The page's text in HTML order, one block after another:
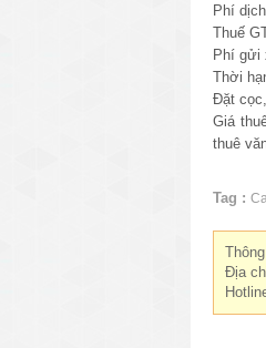
Phí
Thuế
Phí gửi
Thời
Đặt
Giá
thuê
Tag :
Địa